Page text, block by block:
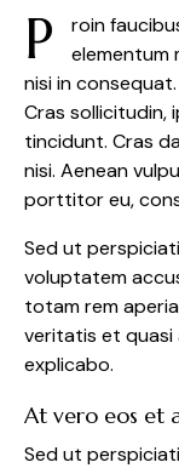
P
roin
elementum
nisi in
Cras sollicitudin,
tincidunt. Cras
nisi. Aenean
porttitor eu,
Sed ut
voluptatem
totam rem
veritatis et
explicabo.
At vero eos et
Sed ut